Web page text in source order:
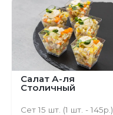
Салат А-ля
Столичный
Сет 15 шт. (1 шт. - 145р.)